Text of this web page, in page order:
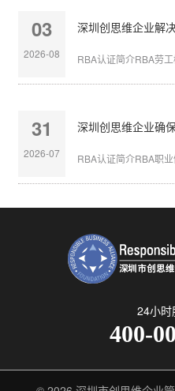
03
2026-08 RBA认证简介RBA劳
31
2026-07 RBA认证简介RBA职
24小时
400-